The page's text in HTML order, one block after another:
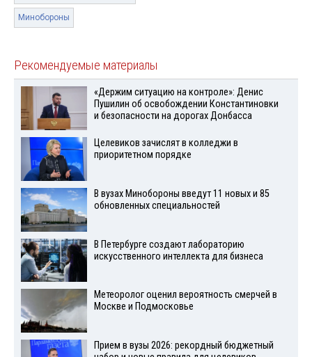
Минобороны
Рекомендуемые материалы
«Держим ситуацию на контроле»: Денис
Пушилин об освобождении Константиновки
и безопасности на дорогах Донбасса
Целевиков зачислят в колледжи в
приоритетном порядке
В вузах Минобороны введут 11 новых и 85
обновленных специальностей
В Петербурге создают лабораторию
искусственного интеллекта для бизнеса
Метеоролог оценил вероятность смерчей в
Москве и Подмосковье
Прием в вузы 2026: рекордный бюджетный